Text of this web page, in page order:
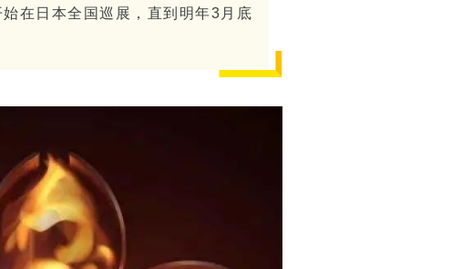
在日本全国巡展，直到明年3月底